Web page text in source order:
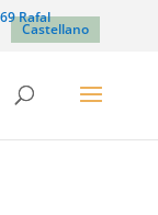
Rafal
Castellano